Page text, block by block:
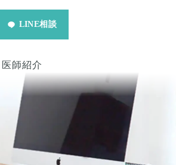
LINE相談
医師紹介